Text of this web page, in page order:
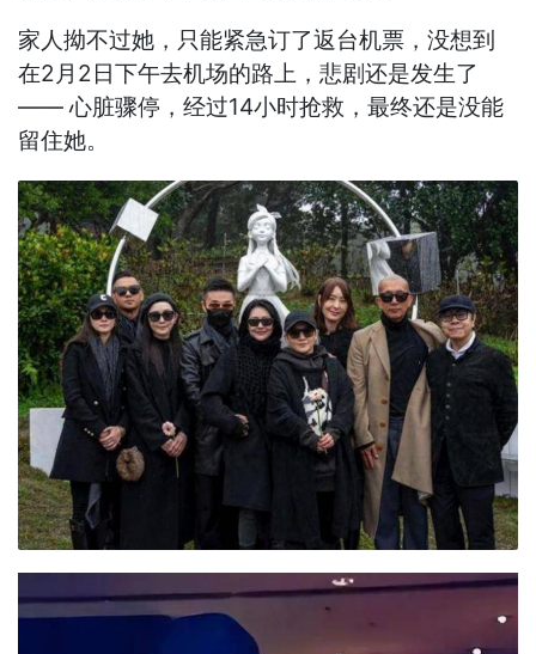
家人拗不过她，只能紧急订了返台机票，没想到
在2月2日下午去机场的路上，悲剧还是发生了
—— 心脏骤停，经过14小时抢救，最终还是没能
留住她。